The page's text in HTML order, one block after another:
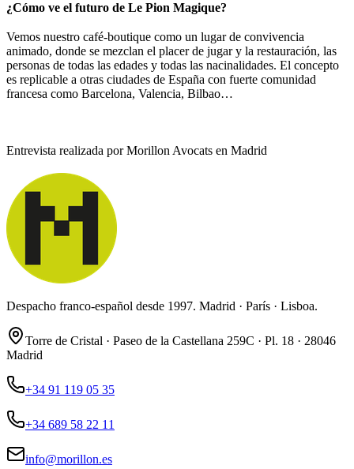
¿Cómo ve el futuro de Le Pion Magique?
Vemos nuestro café-boutique como un lugar de convivencia
animado, donde se mezclan el placer de jugar y la restauración, las
personas de todas las edades y todas las nacinalidades. El concepto
es replicable a otras ciudades de España con fuerte comunidad
francesa como Barcelona, Valencia, Bilbao…
Entrevista realizada por Morillon Avocats en Madrid
Despacho franco-español desde 1997. Madrid · París · Lisboa.
Torre de Cristal · Paseo de la Castellana 259C · Pl. 18 · 28046
Madrid
+34 91 119 05 35
+34 689 58 22 11
info@morillon.es